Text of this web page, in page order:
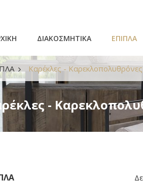
ΔΙΑΚΟΣΜΗΤΙΚΑ ΕΠΙΠΛΑ
Καρέκλες - Καρεκλοπολυθρόνες
-